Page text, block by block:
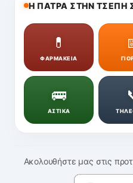
Η ΠΑΤΡΑ ΣΤΗΝ ΤΣΕΠΗ
💊
ΦΑΡΜΑΚΕΙΑ
🚌
ΑΣΤΙΚΑ
Ακολουθήστε μας στις